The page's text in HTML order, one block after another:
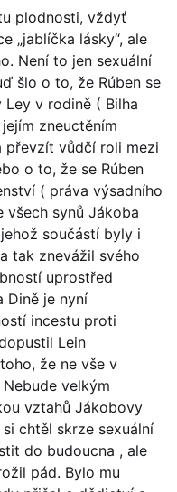
plodnosti, vždyť
„jablíčka lásky“, ale
Není to jen sexuální
šlo o to, že Rúben se
v rodině ( Bilha
zneuctěním
převzít vůdčí roli mezi
o to, že se Rúben
( práva výsadního
všech synů Jákoba
součástí byly i
tak znevážil svého
uprostřed
Dině je nyní
incestu proti
Lein
že ne vše v
velkým
vztahů Jákobovy
chtěl skrze sexuální
do budoucna , ale
pád. Bylo mu